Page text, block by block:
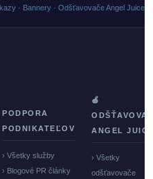
· Bannery · Odšťavovače Angel Juicer
PODPORA
PODNIKATEĽOV
› Všetky služby
› Blogové PR články
🍏
ANGEL
› Všetky
odšťavovače